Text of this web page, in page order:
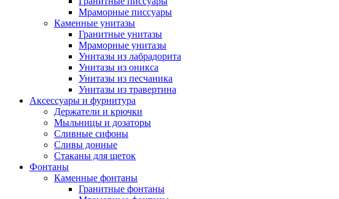
Мраморные писсуары
Каменные унитазы
Гранитные унитазы
Мраморные унитазы
Унитазы из лабрадорита
Унитазы из оникса
Унитазы из песчаника
Унитазы из травертина
Аксессуары и фурнитура
Держатели и крючки
Мыльницы и дозаторы
Сливные сифоны
Сливы донные
Стаканы для щеток
Фонтаны
Каменные фонтаны
Гранитные фонтаны